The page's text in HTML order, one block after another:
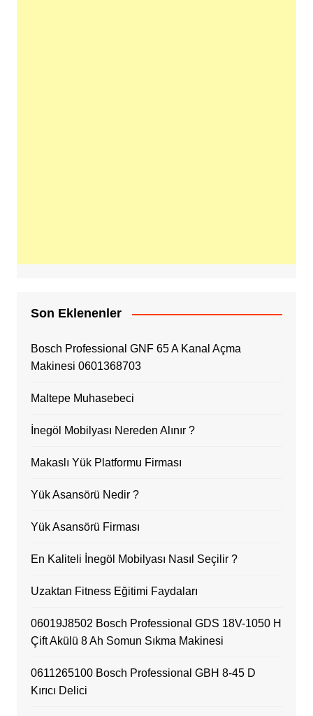
Son Eklenenler
Bosch Professional GNF 65 A Kanal Açma
Makinesi 0601368703
Maltepe Muhasebeci
İnegöl Mobilyası Nereden Alınır ?
Makaslı Yük Platformu Firması
Yük Asansörü Nedir ?
Yük Asansörü Firması
En Kaliteli İnegöl Mobilyası Nasıl Seçilir ?
Uzaktan Fitness Eğitimi Faydaları
06019J8502 Bosch Professional GDS 18V-1050 H
Çift Akülü 8 Ah Somun Sıkma Makinesi
0611265100 Bosch Professional GBH 8-45 D
Kırıcı Delici